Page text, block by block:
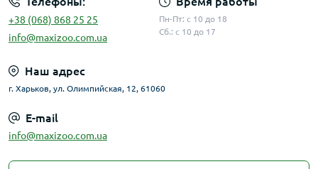
Что лучше: сухой или влажный корм?
Зависит от животного. Лучше комбинировать для баланса
Какой класс лучше: премиум или
Супер‑премиум предлагает более высокое качество
ингредиентов, часто беззерновые формулы.
Сколько корма давать коту в день?
+38 (068) 868 25 25
info@maxizoo.com.ua
Пн-Пт: с 10 до 18
Сб.: с 10 до 17
Наш адрес
г. Харьков, ул. Олимпийская, 12, 61060
E-mail
info@maxizoo.com.ua